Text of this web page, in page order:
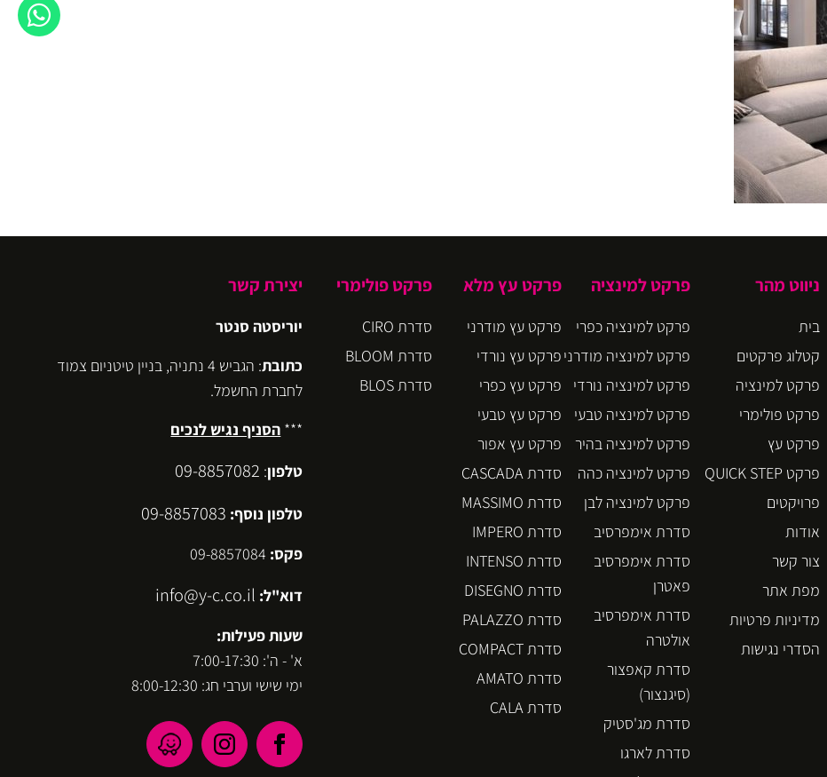
ניווט מהר
בית
קטלוג פרקטים
פרקט למינציה
פרקט פולימרי
פרקט עץ
פרקט QUICK STEP
פרויקטים
אודות
צור קשר
מפת אתר
מדיניות פרטיות
הסדרי נגישות
פרקט למינציה
פרקט למינציה כפרי
פרקט למינציה מודרני
פרקט למינציה נורדי
פרקט למינציה טבעי
פרקט למינציה בהיר
פרקט למינציה כהה
פרקט למינציה לבן
סדרת אימפרסיב
סדרת אימפרסיב
פאטרן
סדרת אימפרסיב
אולטרה
סדרת קאפצור
(סיגנצור)
סדרת מג'סטיק
סדרת לארגו
פרקט עץ מלא
פרקט עץ מודרני
פרקט עץ נורדי
פרקט עץ כפרי
פרקט עץ טבעי
פרקט עץ אפור
סדרת CASCADA
סדרת MASSIMO
סדרת IMPERO
סדרת INTENSO
סדרת DISEGNO
סדרת PALAZZO
סדרת COMPACT
סדרת AMATO
סדרת CALA
פרקט פולימרי
סדרת CIRO
סדרת BLOOM
סדרת BLOS
יצירת קשר
יוריסטה סנטר
כתובת
: הגביש 4 נתניה, בניין טיטניום צמוד
לחברת החשמל.
*** הסניף נגיש לנכים
טלפון:
09-8857082
טלפון נוסף: 09-8857083
פקס:
דוא"ל: info@y-c.co.il
שעות פעילות:
א' - ה': 7:00-17:30
ימי שישי וערבי חג: 8:00-12:30